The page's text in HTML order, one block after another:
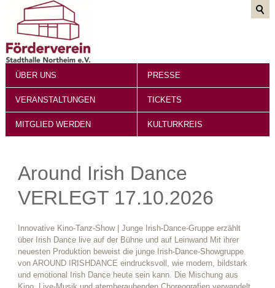
ÜBER UNS PRESSE
VERANSTALTUNGEN TICKETS
MITGLIED WERDEN KULTURKREIS
Around Irish Dance
VERLEGT 17.10.2026
Innovative Kino-Tanz-Show | Junge Irish-Dance-Gruppe erzählt
über Irish Dance live auf der Bühne und auf Leinwand Mit ihrer
neuesten Produktion beweist die junge Irish-Dance-Showgruppe
von AROUND IRISHDANCE eindrucksvoll, wie modern, bildstark
und emotional Irish Dance heute sein kann. Die Mischung aus